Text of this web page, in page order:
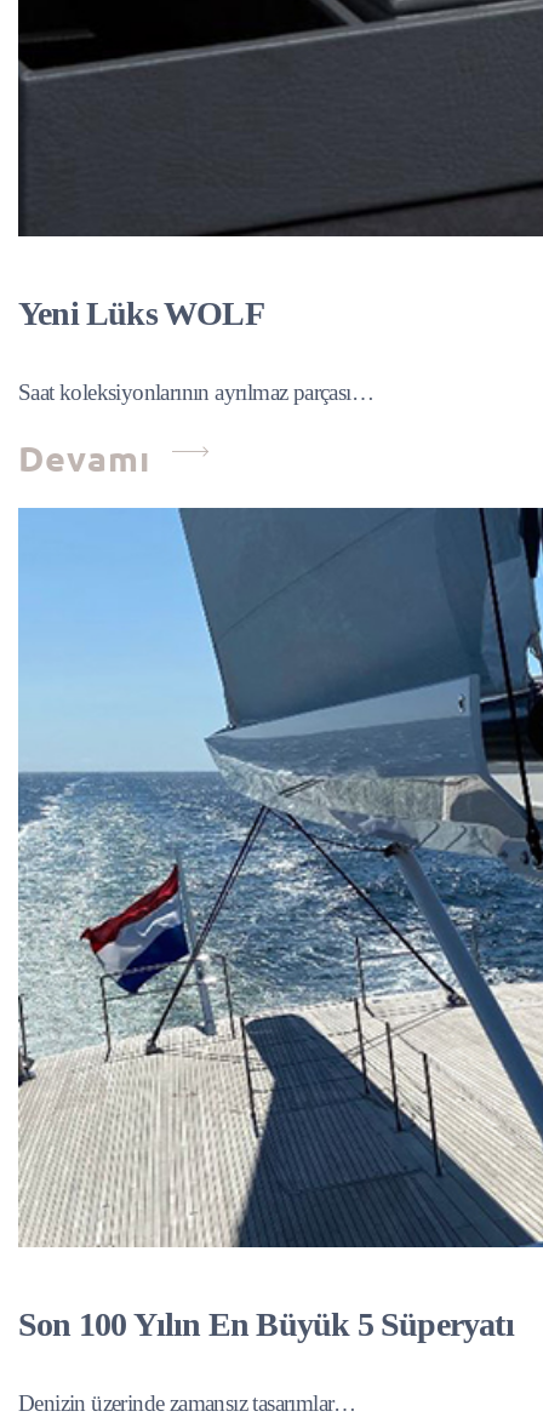
Yeni Lüks WOLF
Saat koleksiyonlarının ayrılmaz parçası…
Devamı
Son 100 Yılın En Büyük 5 Süperyatı
Denizin üzerinde zamansız tasarımlar…